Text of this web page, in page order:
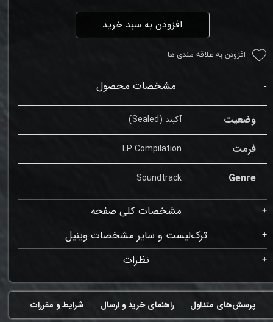
افزودن به سبد خرید
افزودن به علاقه مندی ها
مشخصات محصول
وضعیت آکبند (Sealed)
فرمت LP Compilation
Genre
Soundtrack
مشخصات کلی صفحه
ترک‌لیست و سایر مشخصات وینیل
نظرات
شرایط و مقررات راهنمای خرید و ارسال پرسش‌های متداول